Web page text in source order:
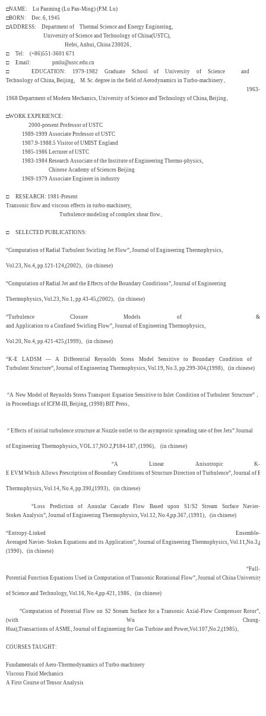
□NAME: Lu Panming (Lu Pan-Ming) (P.M. Lu)
□BORN: Dec. 6, 1945
□ADDRESS: Department of Thermal Science and Energy Enginering,
University of Science and Technology of China(USTC),
Hefei, Anhui, China 230026。
□ Tel: (+86)551-3601 671
□ Email: pmlu@ustc.edu.cn
□ EDUCATION: 1979-1982 Graduate School of University of Science and
Technology of China, Beijing, M. Sc. degree in the field of Aerodynamics in Turbo-machinery。
1963-
1968 Department of Modern Mechanics, University of Science and Technology of China, Beijing。
□WORK EXPERIENCE:
2000-present Professor of USTC
1989-1999 Associate Professor of USTC
1987.9-1988.5 Visitor of UMIST England
1985-1986 Lecturer of USTC
1983-1984 Research Associate of the Institute of Engineering Thermo-physics,
Chinese Academy of Sciences Beijing
1969-1979 Associate Engineer in industry
□ RESEARCH: 1981-Present
Transonic flow and viscous effects in turbo-machinery,
Turbulence modeling of complex shear flow。
□ SELECTED PUBLICATIONS:
“Computation of Radial Turbulent Swirling Jet Flow”, Journal of Engineering Thermophysics,
Vol.23, No.4, pp.121-124,(2002)。(in chinese)
“Computation of Radial Jet and the Effects of the Boundary Conditions”, Journal of Engineering
Thermophysics, Vol.23, No.1, pp.43-45,(2002)。(in chinese)
“Turbulence Closure Models of &
and Application to a Confined Swirling Flow”, Journal of Engineering Thermophysics,
Vol.20, No.4, pp.421-425,(1999)。(in chinese)
“K-E LADSM --- A Differential Reynolds Stress Model Sensitive to Boundary Condition of
Turbulent Structure”, Journal of Engineering Thermophysics, Vol.19, No.3, pp.299-304,(1998)。(in chinese)
“A New Model of Reynolds Stress Transport Equation Sensitive to Inlet Condition of Turbulent Structure”，
in Proceedings of ICFM-III, Beijing, (1998) BIT Press。
“ Effects of initial turbulence structure at Nozzle outlet to the asymptotic spreading rate of free Jets” Journal
of Engineering Thermophysics, VOL.17,NO.2,P184-187, (1996)。 (in chinese)
“A Linear Anisotropic K-
E EVM Which Allows Prescription of Boundary Conditions of Structure Direction of Turbulence”, Journal of
Thermophysics, Vol.14, No.4, pp.390,(1993)。(in chinese)
“Loss Prediction of Annular Cascade Flow Based upon S1/S2 Stream Surface Navier-
Stokes Analysis”, Journal of Engineering Thermophysics, Vol.12, No.4,pp.367, (1991)。(in chinese)
“Entropy-Linked Ensemble-
Averaged Navier- Stokes Equations and its Application”, Journal of Engineering Thermophysics,
(1990)。(in chinese)
“Full-
Potential Function Equations Used in Computation of Transonic Rotational Flow”, Journal of China University
of Science and Technology, Vol.16, No.4,pp.421, 1986。(in chinese)
“Computation of Potential Flow on S2 Stream Surface for a Transonic Axial-Flow Compressor Rotor”,
(with Wu Chung-
Hua),Transactions of ASME, Journal of Engineering for Gas Turbine and Power,Vol.107,No.2,(1985)。
COURSES TAUGHT:
Fundamentals of Aero-Thermodynamics of Turbo-machinery
Viscous Fluid Mechanics
A First Course of Tensor Analysis